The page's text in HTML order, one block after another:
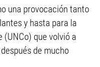
una provocación tanto
y hasta para la
(UNCo) que volvió a
de mucho